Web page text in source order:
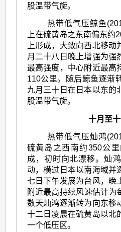
股温带气旋。
热带低气压鲸鱼
上在硫黄岛之东南偏东约
上形成，大致向西北移
月二十八日晚上增强为强
最高强度，中心附近最高
110公里。随后鲸鱼逐渐
九月三十日在日本以东的
股温带气旋。
十月至十
热带低气压灿鸿
硫黄岛之西南约350公
成，初时向北漂移。灿
动，横过日本以南海域并
七日下午发展为台风，晚
附近最高持续风速估计为
数天灿鸿逐渐转为向东移
十二日凌晨在硫黄岛以北
一个低压区。